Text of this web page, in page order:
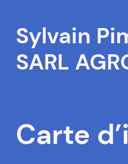
Sylvain
SARL
Carte